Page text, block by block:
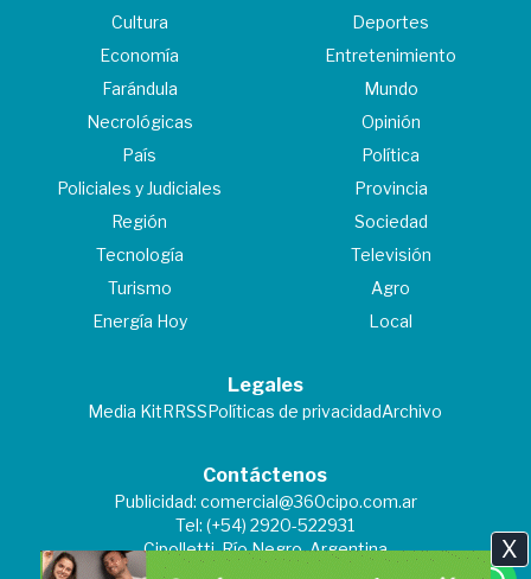
Cultura
Deportes
Economía
Entretenimiento
Farándula
Mundo
Necrológicas
Opinión
País
Política
Policiales y Judiciales
Provincia
Región
Sociedad
Tecnología
Televisión
Turismo
Agro
Energía Hoy
Local
Legales
Media KitRRSSPolíticas de privacidadArchivo
Contáctenos
Publicidad: comercial@360cipo.com.ar
Tel: (+54) 2920-522931
Cipolletti, Río Negro, Argentina
X